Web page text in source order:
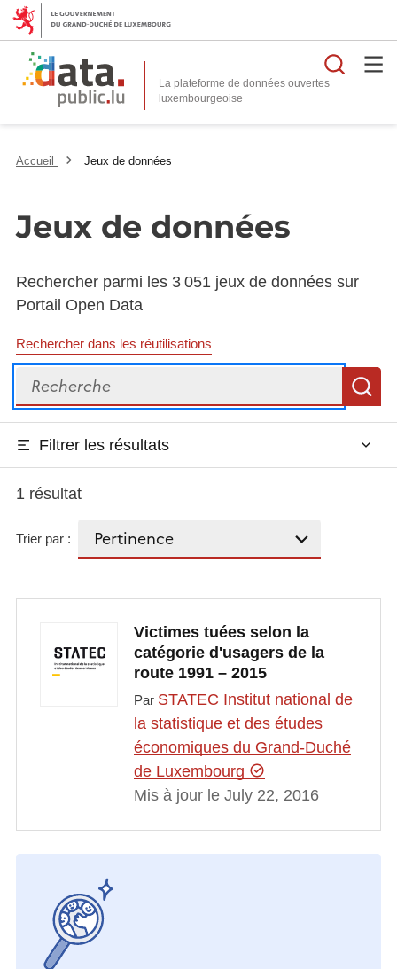
La plateforme de données ouvertes
Accueil Jeux de données
Jeux de données
Rechercher parmi les 3 051 jeux de données sur
Portail Open Data
Rechercher dans les réutilisations
Recherche
Filtrer les résultats
1 résultat
Trier par :
Victimes tuées selon la
catégorie d'usagers de la
route 1991 – 2015
Par STATEC Institut national de
la statistique et des études
économiques du Grand-Duché
de Luxembourg
Mis à jour le July 22, 2016